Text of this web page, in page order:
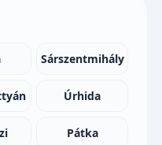
Sárszentmihály
Úrhida
Pátka